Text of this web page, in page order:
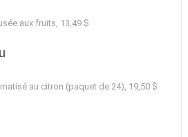
aux fruits, 13,49 $
au citron (paquet de 24), 19,50 $